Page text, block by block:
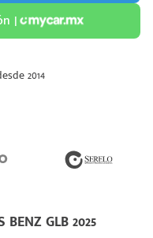
GLB 2025
|
2014